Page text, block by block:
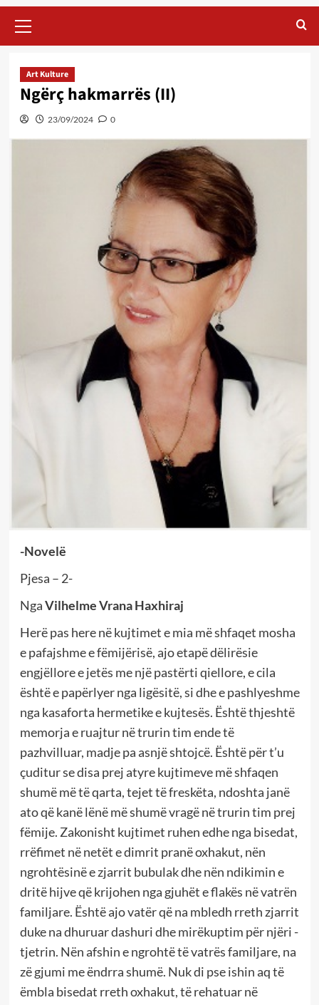
Menu
Art Kulture
Ngërç hakmarrës (II)
23/09/2024 0
-Novelë
Pjesa – 2-
NgaVilhelme Vrana Haxhiraj
Herë pas here në kujtimet e mia më shfaqet mosha
e pafajshme e fëmijërisë, ajo etapë dëlirësie
engjëllore e jetës me një pastërti qiellore, e cila
është e papërlyer nga ligësitë, si dhe e pashlyeshme
nga kasaforta hermetike e kujtesës. Është thjeshtë
memorja e ruajtur në trurin tim ende të
pazhvilluar, madje pa asnjë shtojcë. Është për t’u
çuditur se disa prej atyre kujtimeve më shfaqen
shumë më të qarta, tejet të freskëta, ndoshta janë
ato që kanë lënë më shumë vragë në trurin tim prej
fëmije. Zakonisht kujtimet ruhen edhe nga bisedat,
rrëfimet në netët e dimrit pranë oxhakut, nën
ngrohtësinë e zjarrit bubulak dhe nën ndikimin e
dritë hijve që krijohen nga gjuhët e flakës në vatrën
familjare. Është ajo vatër që na mbledh rreth zjarrit
duke na dhuruar dashuri dhe mirëkuptim për njëri -
tjetrin. Nën afshin e ngrohtë të vatrës familjare, na
zë gjumi me ëndrra shumë. Nuk di pse ishin aq të
ëmbla bisedat rreth oxhakut, të rehatuar në